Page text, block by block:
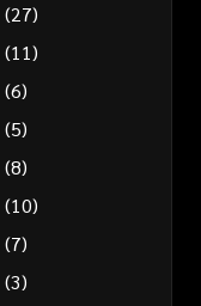
(27)
(11)
(6)
(5)
(8)
(10)
(7)
(3)